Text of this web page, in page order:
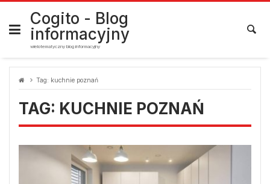
Skip
content
Cogito - Blog
informacyjny
wielotematyczny blog informacyjny
Tag: kuchnie poznań
TAG: KUCHNIE POZNAŃ